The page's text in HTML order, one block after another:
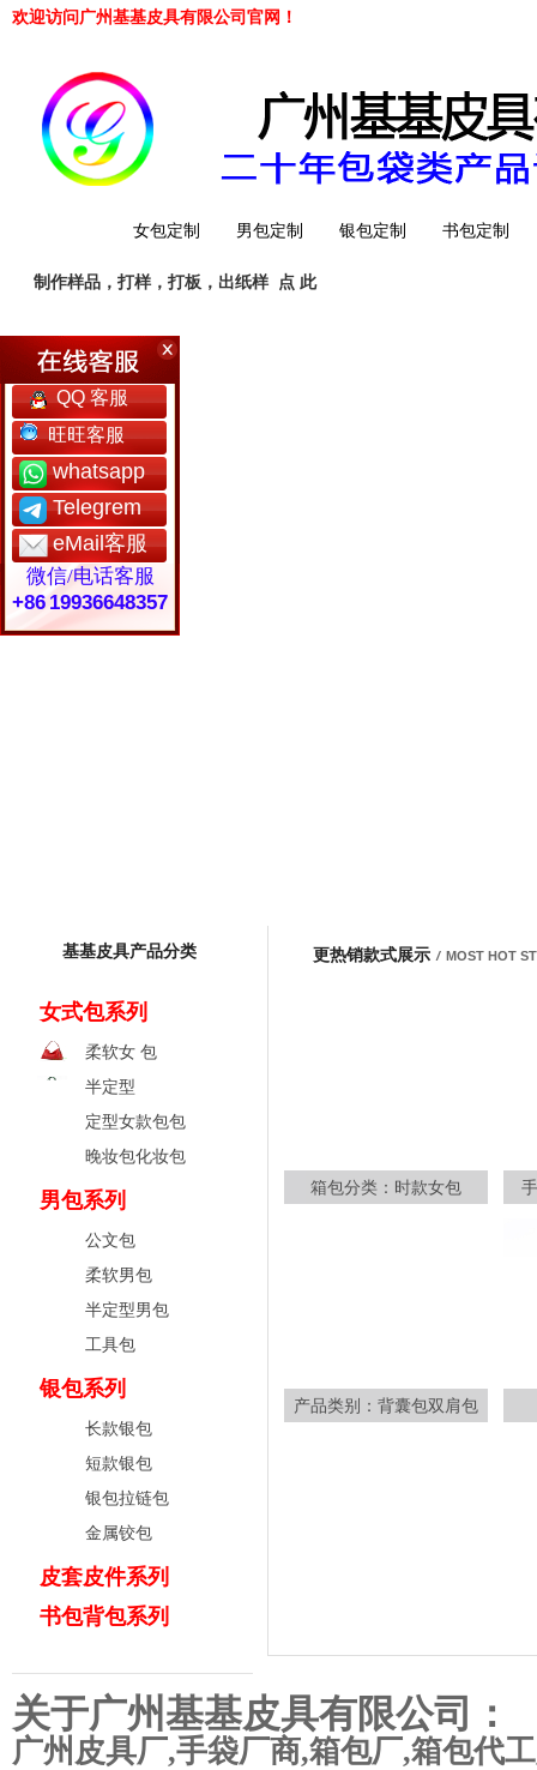
欢迎访问广州基基皮具有限公司官网！
女包定制 男包定制 银包定制 书包定制
工厂简介
制作样品，打样，打板，出纸样 点 此
基基皮具产品分类
女式包系列
柔软女 包
半定型
定型女款包包
晚妆包化妆包
男包系列
公文包
柔软男包
半定型男包
工具包
银包系列
长款银包
短款银包
银包拉链包
金属铰包
皮套皮件系列
书包背包系列
更热销款式展示 / MOST HOT
箱包分类：时款女包
产品类别：背囊包双肩包
关于广州基基皮具有限公司：
广州皮具厂,手袋厂商,箱包厂,箱包代
QQ 客服
旺旺客服
whatsapp
Telegrem
eMail客服
微信/电话客服
+86 19936648357